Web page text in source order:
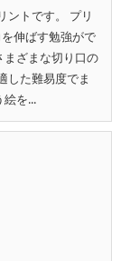
ントです。 プリ
伸ばす勉強がで
まざまな切り口の
した難易度でま
絵を...